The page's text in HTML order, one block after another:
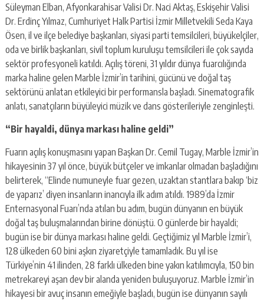
Süleyman Elban, Afyonkarahisar Valisi Dr. Naci Aktaş, Eskişehir Valisi
Dr. Erdinç Yılmaz, Cumhuriyet Halk Partisi İzmir Milletvekili Seda Kaya
Ösen, il ve ilçe belediye başkanları, siyasi parti temsilcileri, büyükelçiler,
oda ve birlik başkanları, sivil toplum kuruluşu temsilcileri ile çok sayıda
sektör profesyoneli katıldı. Açılış töreni, 31 yıldır dünya fuarcılığında
marka haline gelen Marble İzmir’in tarihini, gücünü ve doğal taş
sektörünü anlatan etkileyici bir performansla başladı. Sinematografik
anlatı, sanatçıların büyüleyici müzik ve dans gösterileriyle zenginleşti.
“Bir hayaldi, dünya markası haline geldi”
Fuarın açılış konuşmasını yapan Başkan Dr. Cemil Tugay, Marble İzmir’in
hikayesinin 37 yıl önce, büyük bütçeler ve imkanlar olmadan başladığını
belirterek, “Elinde numuneyle fuar gezen, uzaktan stantlara bakıp ‘biz
de yaparız’ diyen insanların inancıyla ilk adım atıldı. 1989’da İzmir
Enternasyonal Fuarı’nda atılan bu adım, bugün dünyanın en büyük
doğal taş buluşmalarından birine dönüştü. O günlerde bir hayaldi;
bugün ise bir dünya markası haline geldi. Geçtiğimiz yıl Marble İzmir’i,
128 ülkeden 60 bini aşkın ziyaretçiyle tamamladık. Bu yıl ise
Türkiye’nin 41 ilinden, 28 farklı ülkeden bine yakın katılımcıyla, 150 bin
metrekareyi aşan dev bir alanda yeniden buluşuyoruz. Marble İzmir’in
hikayesi bir avuç insanın emeğiyle başladı, bugün ise dünyanın sayılı